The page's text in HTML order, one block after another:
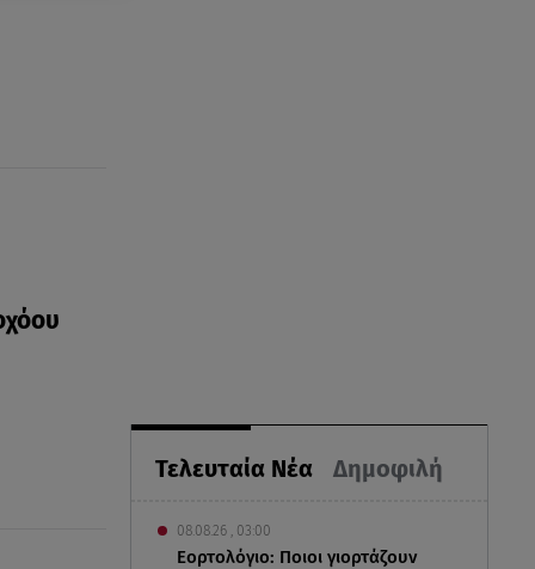
Τελευταία Νέα Δημοφιλή
08.08.26 , 03:00
Εορτολόγιο: Ποιοι γιορτάζουν